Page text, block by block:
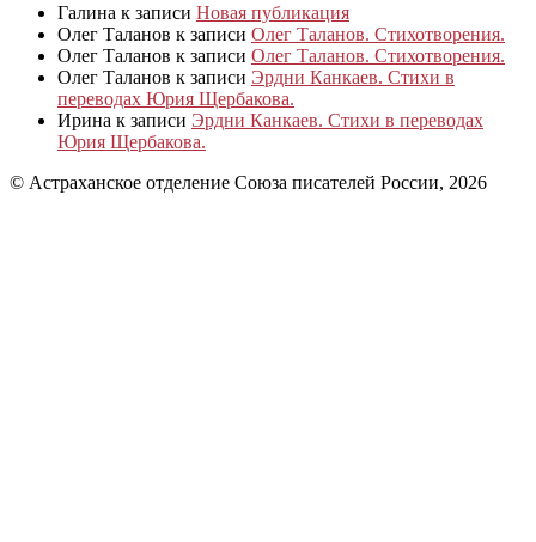
Галина к записи Новая публикация
Олег Таланов к записи Олег Таланов. Стихотворения.
Олег Таланов к записи Олег Таланов. Стихотворения.
Олег Таланов к записи Эрдни Канкаев. Стихи в
переводах Юрия Щербакова.
Ирина к записи Эрдни Канкаев. Стихи в переводах
Юрия Щербакова.
© Астраханское отделение Союза писателей России, 2026